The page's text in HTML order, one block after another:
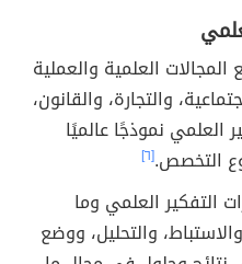
العلمية والعملية
والتجارة، والقانون،
العلمي نموذجًا عالميًا
التخصص.[٦]
التفكير العلمي وما
والتحليل، ووضع